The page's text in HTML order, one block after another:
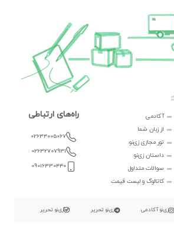
آکادمی
از زبان شما
تور مجازی زی‌نو
داستان زی‌نو
سوالات متداول
کاتالوگ و لیست قیمت
راه‌های ارتباطی
02634005067
02632707931
09016330440
زی‌نو آکادمی زی‌نو تحریر زی‌نو تحریر